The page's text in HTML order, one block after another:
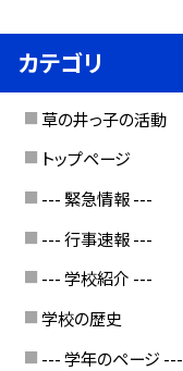
カテゴリ
草の井っ子の活動
トップページ
--- 緊急情報 ---
--- 行事速報 ---
--- 学校紹介 ---
学校の歴史
--- 学年のページ ---